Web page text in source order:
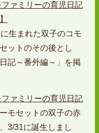
ファミリーの育児日記
生まれた双子のコモ
ットのその後とし
記～番外編～」を掲
ファミリーの育児日記
モセットの双子の赤
3/31に誕生しまし